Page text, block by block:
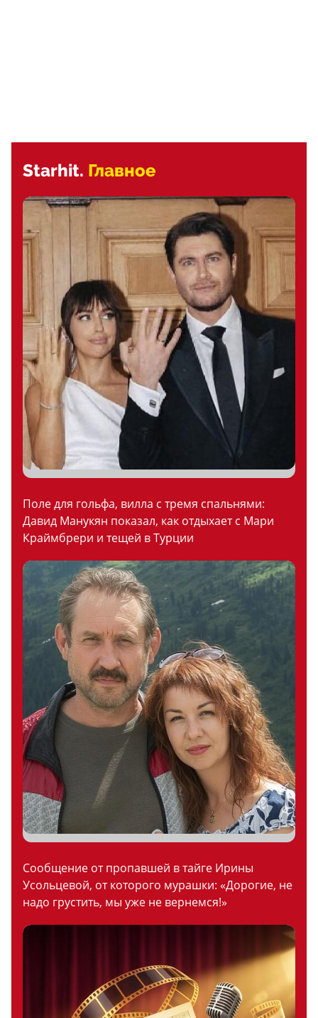
Starhit. Главное
Поле для гольфа, вилла с тремя спальнями:
Давид Манукян показал, как отдыхает с Мари
Краймбрери и тещей в Турции
Сообщение от пропавшей в тайге Ирины
Усольцевой, от которого мурашки: «Дорогие, не
надо грустить, мы уже не вернемся!»